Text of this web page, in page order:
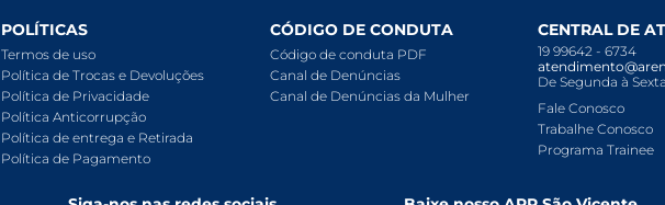
POLÍTICAS
Termos de uso
Política de Trocas e Devoluções
Política de Privacidade
Política Anticorrupção
Política de entrega e Retirada
Política de Pagamento
CÓDIGO DE CONDUTA
Código de conduta PDF
Canal de Denúncias
Canal de Denúncias da Mulher
CENTRAL DE
19 99642 - 6734
De Segunda à
Fale Conosco
Trabalhe Conosco
Programa Trainee